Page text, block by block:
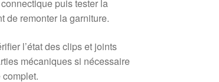
puis tester la
de remonter la garniture.
l’état des clips et joints
mécaniques si nécessaire